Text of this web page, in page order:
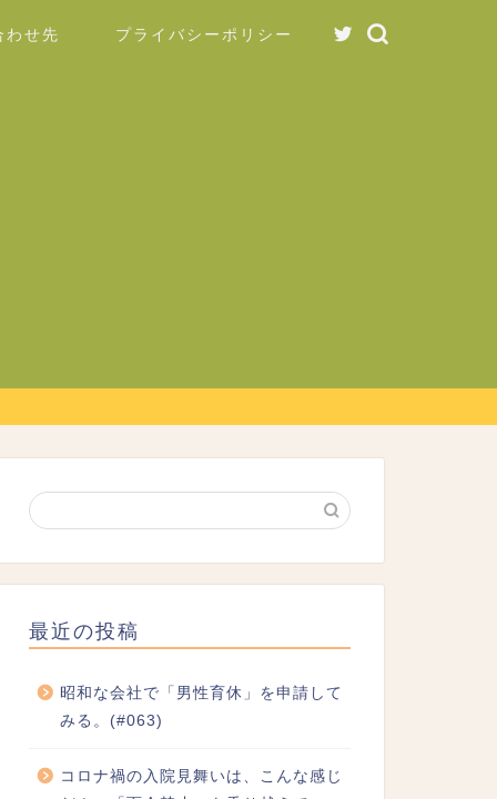
わせ先 プライバシーポリシー
最近の投稿
昭和な会社で「男性育休」を申請して
みる。(#063)
コロナ禍の入院見舞いは、こんな感じ